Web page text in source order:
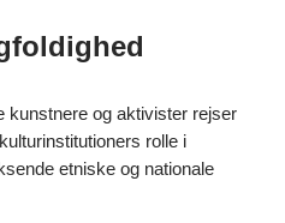
kunstnere og aktivister rejser
rolle i
etniske og nationale